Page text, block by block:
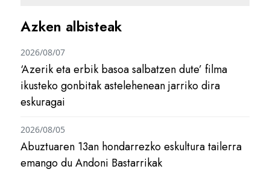
Azken albisteak
‘Azerik eta erbik basoa salbatzen dute’ filma
ikusteko gonbitak astelehenean jarriko dira
eskuragai
2026/08/07
Abuztuaren 13an hondarrezko eskultura tailerra
emango du Andoni Bastarrikak
2026/08/05